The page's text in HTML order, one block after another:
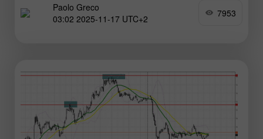
olmadi. Kunning davomida volatillik nisbatan past bo'ldi,
ammo narx baribir turli yo'nalishlarda tebrandi. Umuman
Paolo Greco
03:02 2025-11-17 UTC+2
7953